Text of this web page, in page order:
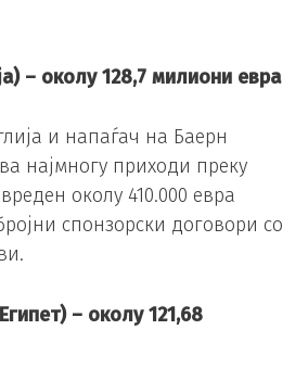
– околу 128,7 милиони евра
и напаѓач на Баерн
најмногу приходи преку
околу 410.000 евра
спонзорски договори со
– околу 121,68